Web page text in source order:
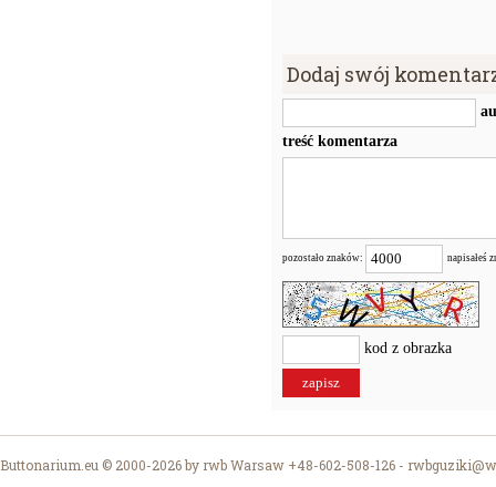
Dodaj swój
treść komentarza
pozostało znaków: napisałeś
kod z obrazka
Buttonarium.eu © 2000-2026 by rwb Warsaw +48-602-508-126 -